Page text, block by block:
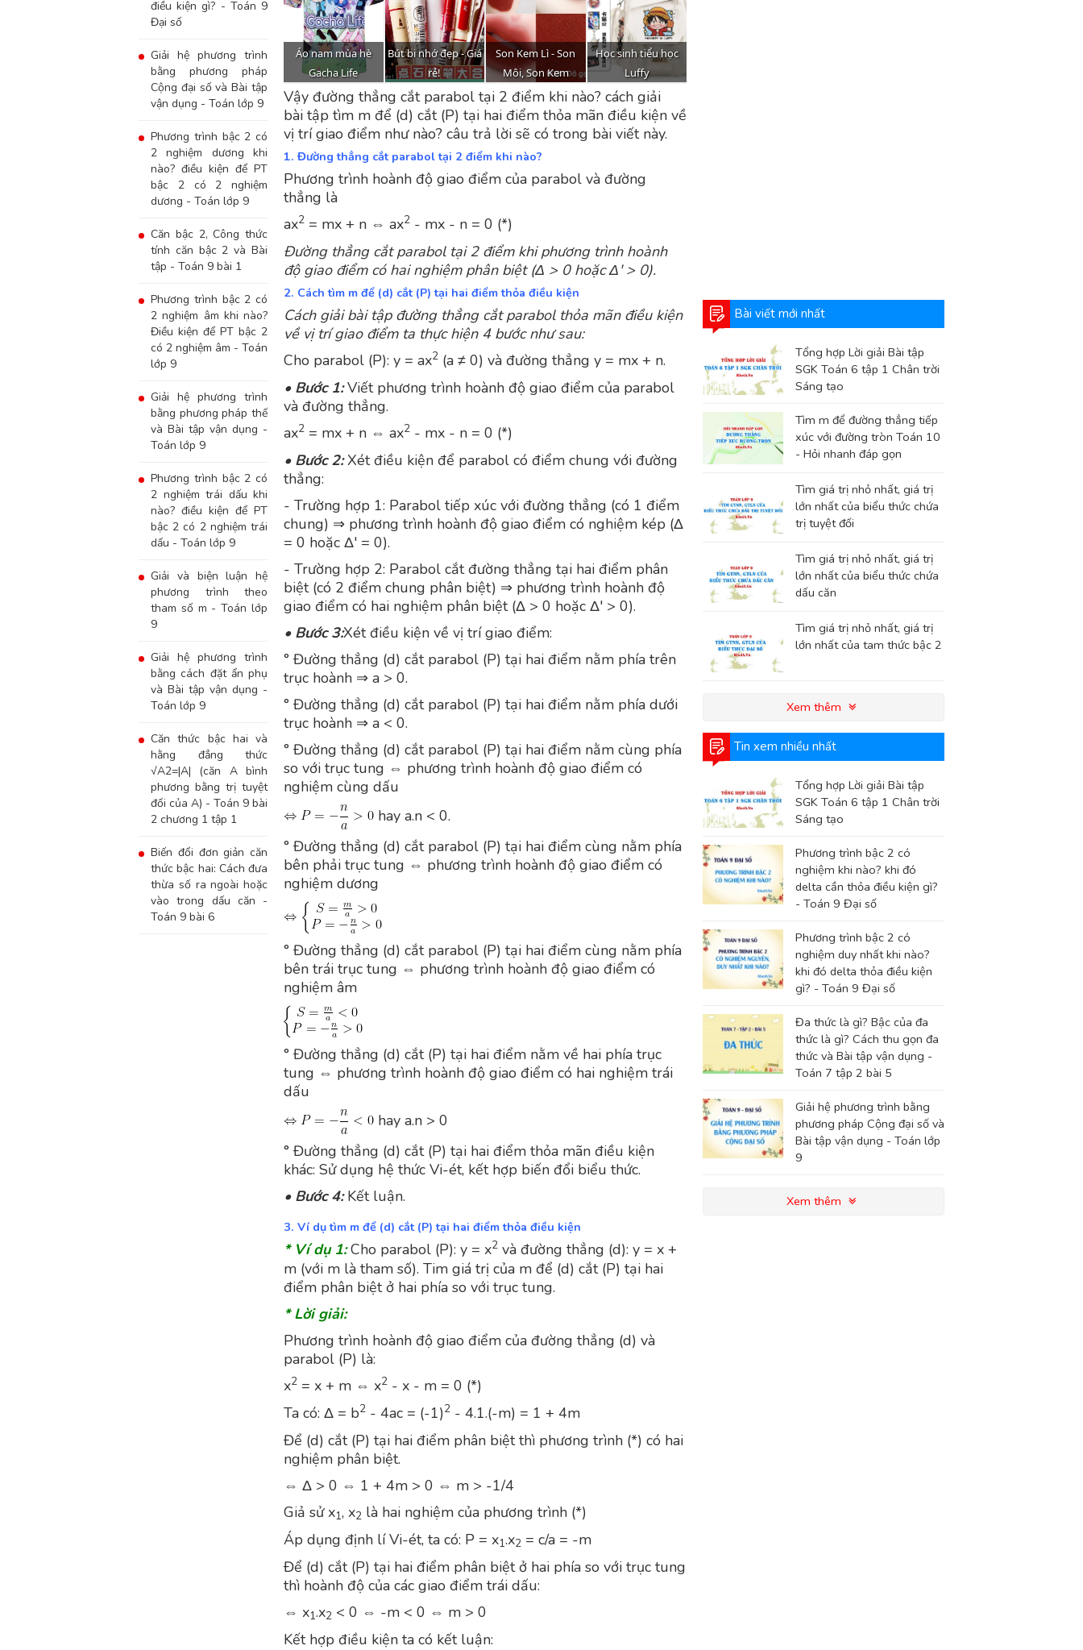
điều kiện gì? - Toán 9
Đại số
Giải hệ phương trình
bằng phương pháp
Cộng đại số và Bài tập
vận dụng - Toán lớp 9
Phương trình bậc 2 có
2 nghiệm dương khi
nào? điều kiện để PT
bậc 2 có 2 nghiệm
dương - Toán lớp 9
Căn bậc 2, Công thức
tính căn bậc 2 và Bài
tập - Toán 9 bài 1
Phương trình bậc 2 có
2 nghiệm âm khi nào?
Điều kiện để PT bậc 2
có 2 nghiệm âm - Toán
lớp 9
Giải hệ phương trình
bằng phương pháp thế
và Bài tập vận dụng -
Toán lớp 9
Phương trình bậc 2 có
2 nghiệm trái dấu khi
nào? điều kiện để PT
bậc 2 có 2 nghiệm trái
dấu - Toán lớp 9
Giải và biện luận hệ
phương trình theo
tham số m - Toán lớp
9
Giải hệ phương trình
bằng cách đặt ẩn phụ
và Bài tập vận dụng -
Toán lớp 9
Căn thức bậc hai và
hằng đẳng thức
√A2=|A| (căn A bình
phương bằng trị tuyệt
đối của A) - Toán 9 bài
2 chương 1 tập 1
Biến đổi đơn giản căn
thức bậc hai: Cách đưa
thừa số ra ngoài hoặc
vào trong dấu căn -
Toán 9 bài 6
Vậy đường thẳng cắt parabol tại 2 điểm khi nào? cách giải
bài tập tìm m để (d) cắt (P) tại hai điểm thỏa mãn điều kiện về
vị trí giao điểm như nào? câu trả lời sẽ có trong bài viết này.
1. Đường thẳng cắt parabol tại 2 điểm khi nào?
Phương trình hoành độ giao điểm của parabol và đường
thẳng là
ax2 = mx + n ⇔ ax2 - mx - n = 0 (*)
Đường thẳng cắt parabol tại 2 điểm khi phương trình hoành
độ giao điểm có hai nghiệm phân biệt (Δ > 0 hoặc Δ' > 0).
2. Cách tìm m để (d) cắt (P) tại hai điểm thỏa điều kiện
Cách giải bài tập đường thẳng cắt parabol thỏa mãn điều kiện
về vị trí giao điểm ta thực hiện 4 bước như sau:
Cho parabol (P): y = ax2 (a ≠ 0) và đường thẳng y = mx + n.
•Bước 1:Viết phương trình hoành độ giao điểm của parabol
và đường thẳng.
ax2 = mx + n ⇔ ax2 - mx - n = 0 (*)
• Bước 2:Xét điều kiện để parabol có điểm chung với đường
thẳng:
- Trường hợp 1: Parabol tiếp xúc với đường thẳng (có 1 điểm
chung) ⇒ phương trình hoành độ giao điểm có nghiệm kép (Δ
= 0 hoặc Δ' = 0).
- Trường hợp 2: Parabol cắt đường thẳng tại hai điểm phân
biệt (có 2 điểm chung phân biệt) ⇒ phương trình hoành độ
giao điểm có hai nghiệm phân biệt (Δ > 0 hoặc Δ' > 0).
• Bước 3:Xét điều kiện về vị trí giao điểm:
° Đường thẳng (d) cắt parabol (P) tại hai điểm nằm phía trên
trục hoành ⇒ a > 0.
° Đường thẳng (d) cắt parabol (P) tại hai điểm nằm phía dưới
trục hoành ⇒ a < 0.
° Đường thẳng (d) cắt parabol (P) tại hai điểm nằm cùng phía
so với trục tung ⇔ phương trình hoành độ giao điểm có
nghiệm cùng dấu
hay a.n < 0.
° Đường thẳng (d) cắt parabol (P) tại hai điểm cùng nằm phía
bên phải trục tung ⇔ phương trình hoành độ giao điểm có
nghiệm dương
° Đường thẳng (d) cắt parabol (P) tại hai điểm cùng nằm phía
bên trái trục tung ⇔ phương trình hoành độ giao điểm có
nghiệm âm
° Đường thẳng (d) cắt (P) tại hai điểm nằm về hai phía trục
tung ⇔ phương trình hoành độ giao điểm có hai nghiệm trái
dấu
hay a.n > 0
° Đường thẳng (d) cắt (P) tại hai điểm thỏa mãn điều kiện
khác: Sử dụng hệ thức Vi-ét, kết hợp biến đổi biểu thức.
• Bước 4:Kết luận.
3. Ví dụ tìm m để (d) cắt (P) tại hai điểm thỏa điều kiện
* Ví dụ 1: Cho parabol (P): y = x2 và đường thẳng (d): y = x +
m (với m là tham số). Tim giá trị của m để (d) cắt (P) tại hai
điểm phân biệt ở hai phía so với trục tung.
* Lời giải:
Phương trình hoành độ giao điểm của đường thẳng (d) và
parabol (P) là:
x2 = x + m ⇔ x2 - x - m = 0 (*)
Ta có: Δ = b2 - 4ac = (-1)2 - 4.1.(-m) = 1 + 4m
Để (d) cắt (P) tại hai điểm phân biệt thì phương trình (*) có hai
nghiệm phân biệt.
⇔ Δ > 0 ⇔ 1 + 4m > 0 ⇔ m > -1/4
Giả sử x1, x2 là hai nghiệm của phương trình (*)
Áp dụng định lí Vi-ét, ta có: P = x1.x2 = c/a = -m
Để (d) cắt (P) tại hai điểm phân biệt ở hai phía so với trục tung
thì hoành độ của các giao điểm trái dấu:
⇔ x1.x2 < 0 ⇔ -m < 0 ⇔ m > 0
Kết hợp điều kiện ta có kết luận:
Bài viết mới nhất
Tổng hợp Lời giải Bài tập
SGK Toán 6 tập 1 Chân trời
Sáng tạo
Tìm m để đường thẳng tiếp
xúc với đường tròn Toán 10
- Hỏi nhanh đáp gọn
Tìm giá trị nhỏ nhất, giá trị
lớn nhất của biểu thức chứa
trị tuyệt đối
Tìm giá trị nhỏ nhất, giá trị
lớn nhất của biểu thức chứa
dấu căn
Tìm giá trị nhỏ nhất, giá trị
lớn nhất của tam thức bậc 2
Xem thêm
Tin xem nhiều nhất
Tổng hợp Lời giải Bài tập
SGK Toán 6 tập 1 Chân trời
Sáng tạo
Phương trình bậc 2 có
nghiệm khi nào? khi đó
delta cần thỏa điều kiện gì?
- Toán 9 Đại số
Phương trình bậc 2 có
nghiệm duy nhất khi nào?
khi đó delta thỏa điều kiện
gì? - Toán 9 Đại số
Đa thức là gì? Bậc của đa
thức là gì? Cách thu gọn đa
thức và Bài tập vận dụng -
Toán 7 tập 2 bài 5
Giải hệ phương trình bằng
phương pháp Cộng đại số và
Bài tập vận dụng - Toán lớp
9
Xem thêm